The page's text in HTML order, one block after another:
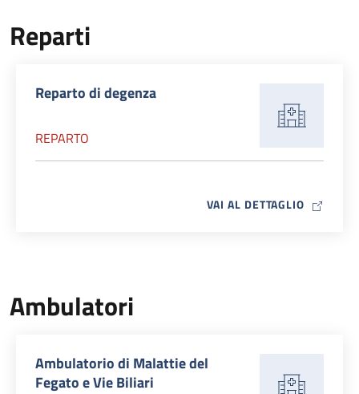
Reparti
Reparto di degenza
REPARTO
VAI AL DETTAGLIO MAP ICON
Ambulatori
Ambulatorio di Malattie del
Fegato e Vie Biliari